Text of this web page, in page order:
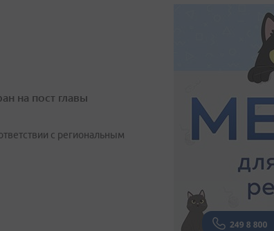
на пост главы
с региональным